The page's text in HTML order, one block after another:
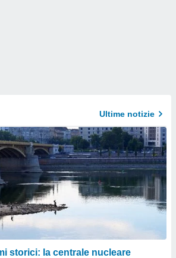
Ultime notizie
storici: la centrale nucleare